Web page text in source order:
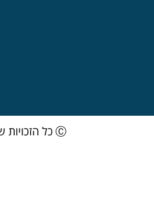
Ⓒ כל הזכויות שמורות למילה טובה